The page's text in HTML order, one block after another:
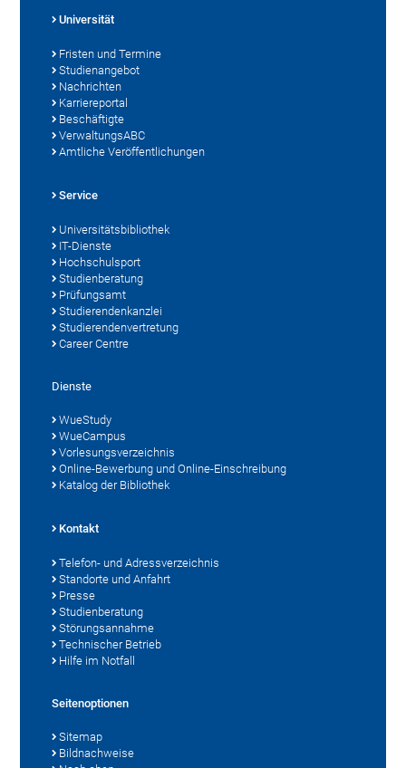
Universität
Fristen und Termine
Studienangebot
Nachrichten
Karriereportal
Beschäftigte
VerwaltungsABC
Amtliche Veröffentlichungen
Service
Universitätsbibliothek
IT-Dienste
Hochschulsport
Studienberatung
Prüfungsamt
Studierendenkanzlei
Studierendenvertretung
Career Centre
Dienste
WueStudy
WueCampus
Vorlesungsverzeichnis
Online-Bewerbung und Online-Einschreibung
Katalog der Bibliothek
Kontakt
Telefon- und Adressverzeichnis
Standorte und Anfahrt
Presse
Studienberatung
Störungsannahme
Technischer Betrieb
Hilfe im Notfall
Seitenoptionen
Sitemap
Bildnachweise